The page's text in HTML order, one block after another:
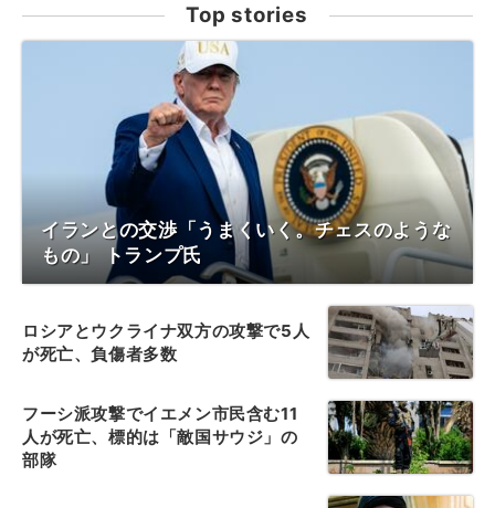
Top stories
イランとの交渉「うまくいく。チェスのような
もの」 トランプ氏
ロシアとウクライナ双方の攻撃で5人
が死亡、負傷者多数
フーシ派攻撃でイエメン市民含む11
人が死亡、標的は「敵国サウジ」の
部隊